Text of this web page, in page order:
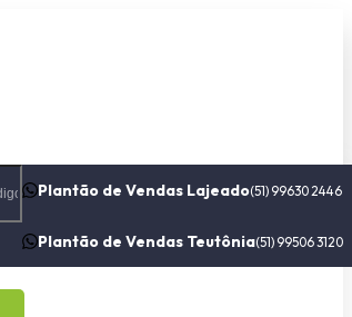
Plantão de Vendas Lajeado(51) 99630 2446
Plantão de Vendas Teutônia(51) 99506 3120